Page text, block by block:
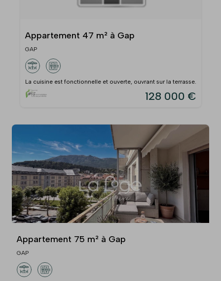
Appartement 47 m² à Gap
GAP
La cuisine est fonctionnelle et ouverte, ouvrant sur la terrasse.
128 000 €
Appartement 75 m² à Gap
GAP